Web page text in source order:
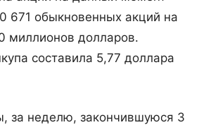
671 обыкновенных акций на
миллионов долларов.
составила 5,77 доллара
за неделю, закончившуюся 3